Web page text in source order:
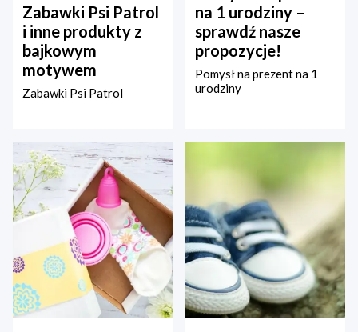
Zabawki Psi Patrol
i inne produkty z
bajkowym
motywem
Zabawki Psi Patrol
na 1 urodziny –
sprawdź nasze
propozycje!
Pomysł na prezent na 1
urodziny